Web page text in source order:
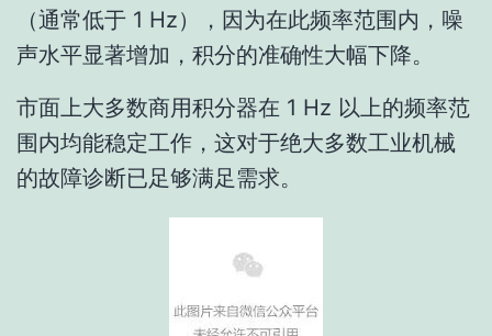
（通常低于 1 Hz），因为在此频率范围内，噪
声水平显著增加，积分的准确性大幅下降。
市面上大多数商用积分器在 1 Hz 以上的频率范
围内均能稳定工作，这对于绝大多数工业机械
的故障诊断已足够满足需求。